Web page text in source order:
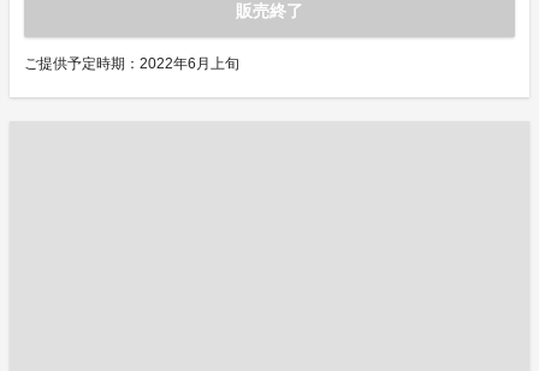
販売終了
ご提供予定時期：2022年6月上旬